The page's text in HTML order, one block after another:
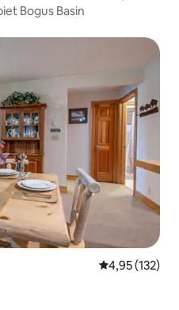
Bogus Basin
4,95 (132)